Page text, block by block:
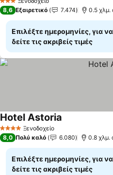
3 Αστέρια
8,6 Εξαιρετικό 7.474 0.5 χλμ.
Επιλέξτε ημερομηνίες, για να
δείτε τις ακριβείς τιμές
4 ΑστέριαΞενοδοχείο
Hotel Astoria
8,0 Πολύ καλό 6.080 0.8 χλμ.
Επιλέξτε ημερομηνίες, για να
δείτε τις ακριβείς τιμές